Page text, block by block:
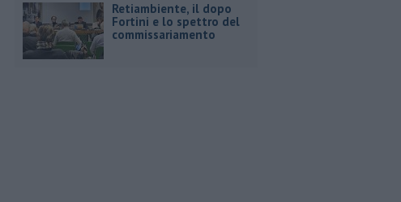
Retiambiente, il dopo
Fortini e lo spettro del
commissariamento